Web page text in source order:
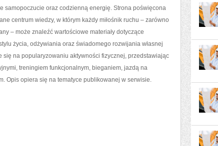
samopoczucie oraz codzienną energię. Strona poświęcona
centrum wiedzy, w którym każdy miłośnik ruchu – zarówno
– może znaleźć wartościowe materiały dotyczące
życia, odżywiania oraz świadomego rozwijania własnej
się na popularyzowaniu aktywności fizycznej, przedstawiając
treningiem funkcjonalnym, bieganiem, jazdą na
Opis opiera się na tematyce publikowanej w serwisie.